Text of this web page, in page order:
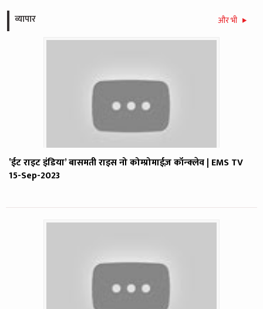
व्यापार और भी
‛ईट राइट इंडिया’ बासमती राइस नो कोम्प्रोमाईज़ कॉन्क्लेव | EMS TV
15-Sep-2023